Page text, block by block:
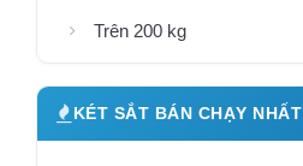
Trên 200 kg
KÉT SẮT BÁN CHẠY NHẤT